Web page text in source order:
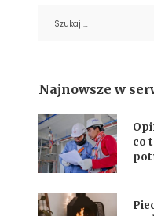
Najnowsze w
co